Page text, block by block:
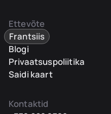
Ettevõte
Frantsiis
Blogi
Privaatsuspoliitika
Saidi kaart
Kontaktid